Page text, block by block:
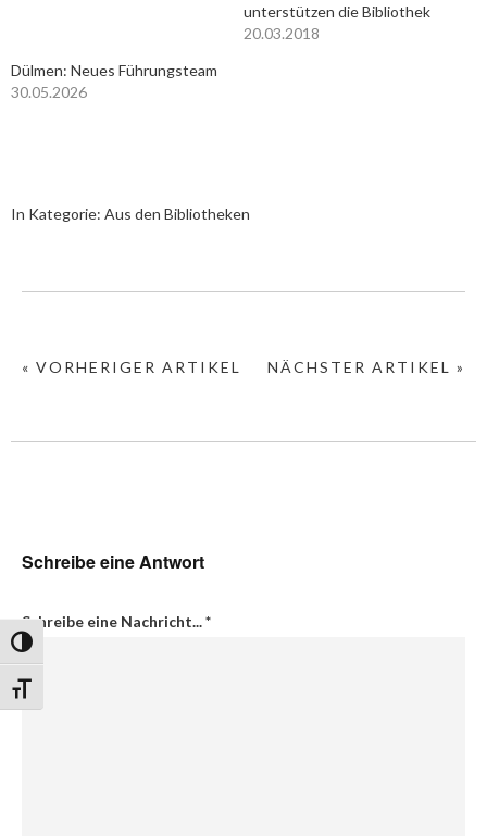
Umschalten auf hohe Kontraste
Schrift vergrößern
unterstützen die Bibliothek
20.03.2018
Dülmen: Neues Führungsteam
30.05.2026
In Kategorie: Aus den Bibliotheken
NÄCHSTER ARTIKEL »
« VORHERIGER ARTIKEL
Schreibe eine Antwort
Schreibe eine Nachricht...*